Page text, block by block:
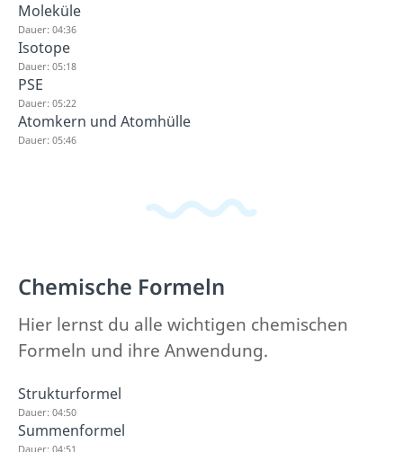
Moleküle
Dauer: 04:36
Isotope
Dauer: 05:18
PSE
Dauer: 05:22
Atomkern und Atomhülle
Dauer: 05:46
Chemische Formeln
Hier lernst du alle wichtigen chemischen
Formeln und ihre Anwendung.
Strukturformel
Dauer: 04:50
Summenformel
Dauer: 04:51